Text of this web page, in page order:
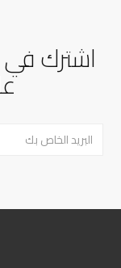
اشترك في